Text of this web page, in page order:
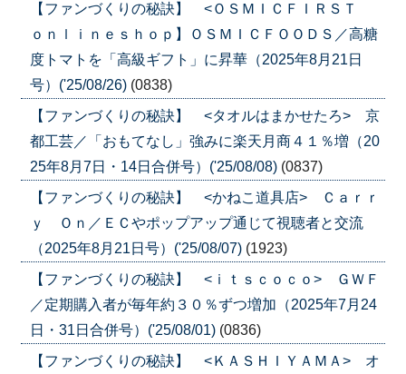
【ファンづくりの秘訣】 <ＯＳＭＩＣＦＩＲＳＴ
ｏｎｌｉｎｅｓｈｏｐ】ＯＳＭＩＣＦＯＯＤＳ／高糖
度トマトを「高級ギフト」に昇華（2025年8月21日
号）('25/08/26) (0838)
【ファンづくりの秘訣】 <タオルはまかせたろ> 京
都工芸／「おもてなし」強みに楽天月商４１％増（20
25年8月7日・14日合併号）('25/08/08) (0837)
【ファンづくりの秘訣】 <かねこ道具店> Ｃａｒｒ
ｙ Ｏｎ／ＥＣやポップアップ通じて視聴者と交流
（2025年8月21日号）('25/08/07) (1923)
【ファンづくりの秘訣】 <ｉｔｓｃｏｃｏ> ＧＷＦ
／定期購入者が毎年約３０％ずつ増加（2025年7月24
日・31日合併号）('25/08/01) (0836)
【ファンづくりの秘訣】 <ＫＡＳＨＩＹＡＭＡ> オ